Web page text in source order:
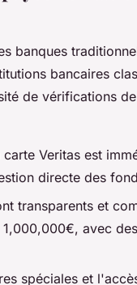
banques
bancaires
de vérifications
Veritas est
directe des
transparents et
avec
spéciales et